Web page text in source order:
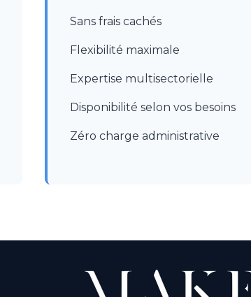
Sans frais cachés
Flexibilité maximale
Expertise multisectorielle
Disponibilité selon vos besoins
Zéro charge administrative